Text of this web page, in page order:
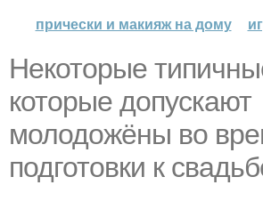
прически и макияж на дому
Некоторые
которые допускают
молодожёны во
подготовки к